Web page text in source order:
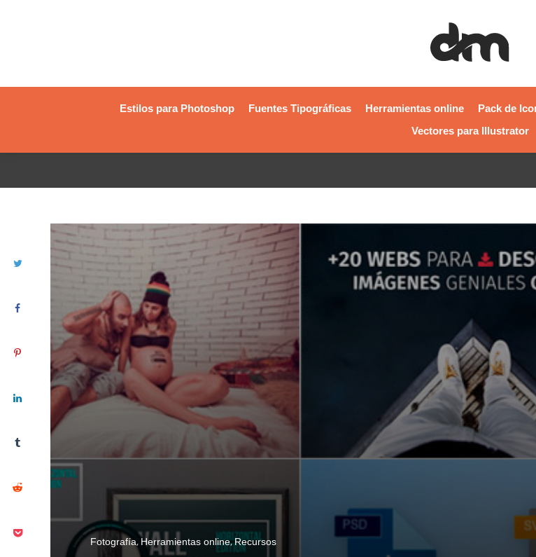
Estilos para Photoshop Fuentes Tipográficas Herramientas online Pack de
Vectores para Illustrator
Fotografía Herramientas online Recursos